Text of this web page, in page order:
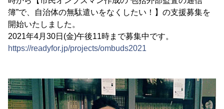
簿”で、自治体の無駄遣いをなくしたい！】の支援募集を
開始いたしました。
2021年4月30日(金)午後11時まで募集中です。
https://readyfor.jp/projects/ombuds2021